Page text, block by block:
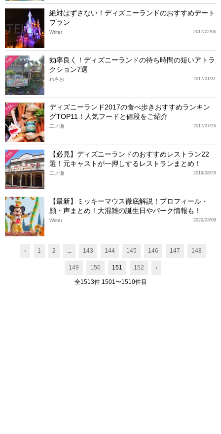
絶対はずさない！ディズニーランドのおすすめデート
プラン
2017/02/06
Writer
TDL
効率良く！ディズニーランドの待ち時間の短いアトラ
クション7選
2017/01/31
わさお
TDL
ディズニーランド2017の食べ歩きおすすめランキン
グTOP11！人気フードと値段をご紹介
2017/07/26
二ノ瀬
TDL
【必見】ディズニーランドのおすすめレストラン22
選！元キャストが一押しするレストランまとめ！
2019/08/29
二ノ瀬
【最新】ミッキーマウス徹底解説！プロフィール・
顔・声まとめ！大混雑の誕生日やパーク情報も！
2020/03/09
Writer
‹ 1 2 ... 143 144 145 146 147 148
149 150 151 152 ›
全1513件 1501〜1510件目